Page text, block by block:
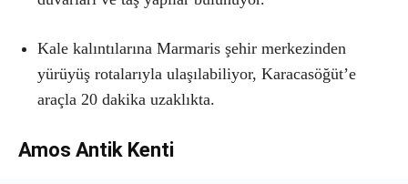
Kale kalıntılarına Marmaris şehir merkezinden
yürüyüş rotalarıyla ulaşılabiliyor, Karacasöğüt’e
araçla 20 dakika uzaklıkta.
Amos Antik Kenti